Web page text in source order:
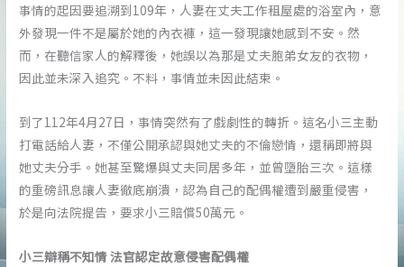
事情的起因要追溯到109年，人妻在丈夫工作租屋處的浴室內，意
外發現一件不是屬於她的內衣褲，這一發現讓她感到不安。然
而，在聽信家人的解釋後，她誤以為那是丈夫胞弟女友的衣物，
因此並未深入追究。不料，事情並未因此結束。
到了112年4月27日，事情突然有了戲劇性的轉折。這名小三主動
打電話給人妻，不僅公開承認與她丈夫的不倫戀情，還稱即將與
她丈夫分手。她甚至驚爆與丈夫同居多年，並曾墮胎三次。這樣
的重磅訊息讓人妻徹底崩潰，認為自己的配偶權遭到嚴重侵害，
於是向法院提告，要求小三賠償50萬元。
小三辯稱不知情 法官認定故意侵害配偶權